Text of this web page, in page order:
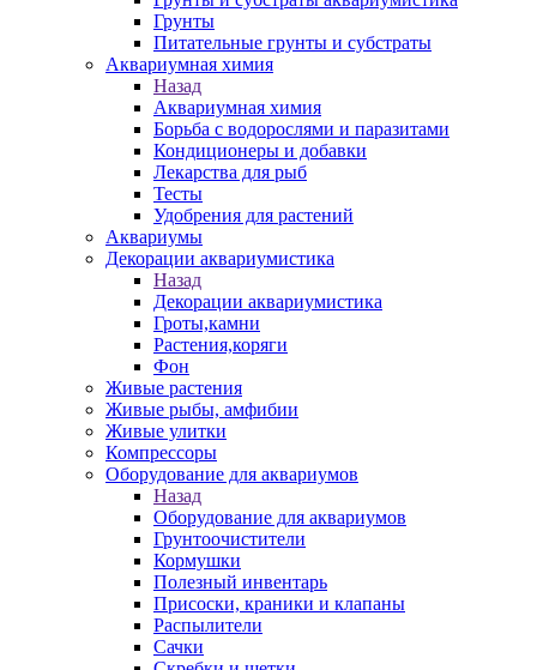
Грунты
Питательные грунты и субстраты
Аквариумная химия
Назад
Аквариумная химия
Борьба с водорослями и паразитами
Кондиционеры и добавки
Лекарства для рыб
Тесты
Удобрения для растений
Аквариумы
Декорации аквариумистика
Назад
Декорации аквариумистика
Гроты,камни
Растения,коряги
Фон
Живые растения
Живые рыбы, амфибии
Живые улитки
Компрессоры
Оборудование для аквариумов
Назад
Оборудование для аквариумов
Грунтоочистители
Кормушки
Полезный инвентарь
Присоски, краники и клапаны
Распылители
Сачки